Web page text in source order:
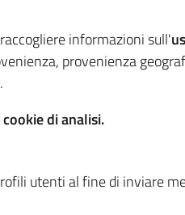
informazioni sull'
provenienza
di analisi.
utenti al fine di inviare